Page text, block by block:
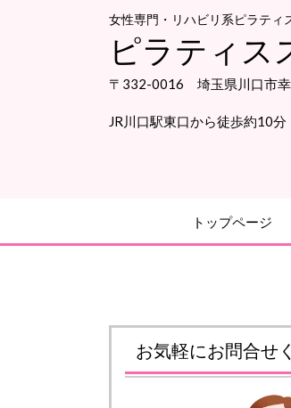
女性専門・リハビリ系ピラティ
ピラティス
〒332-0016 埼玉県川口市
JR川口駅東口から徒歩約10分
トップページ
お気軽にお問合せ